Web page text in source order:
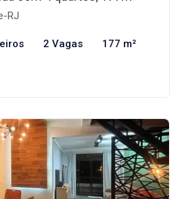
RJ
2 Vagas 177 m²